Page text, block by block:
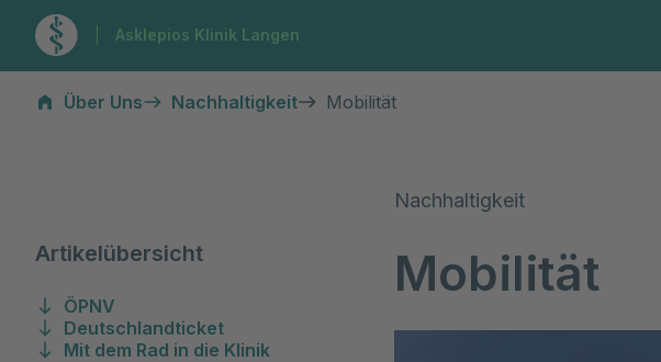
Zur Startseite
Asklepios Klinik Langen
Über Uns
Nachhaltigkeit Mobilität
Nachhaltigkeit
Mobilität
Artikelübersicht
ÖPNV
Deutschlandticket
Mit dem Rad in die Klinik